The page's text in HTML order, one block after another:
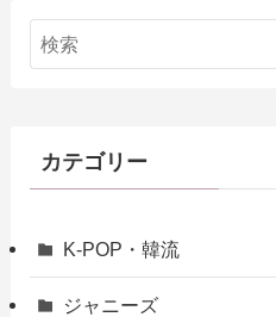
カテゴリー
K-POP・韓流
ジャニーズ